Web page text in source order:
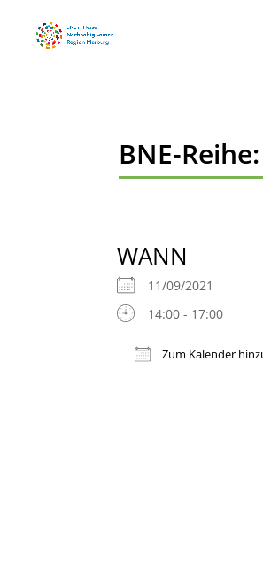
BNE-
WANN
11/09/2021
14:00 - 17:00
Zum Kalender